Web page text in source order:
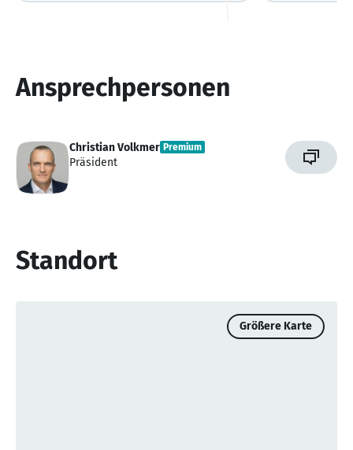
Ansprechpersonen
Christian Volkmer Premium
Präsident
Standort
Größere Karte